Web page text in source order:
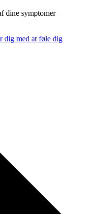
dine symptomer –
dig med at føle dig